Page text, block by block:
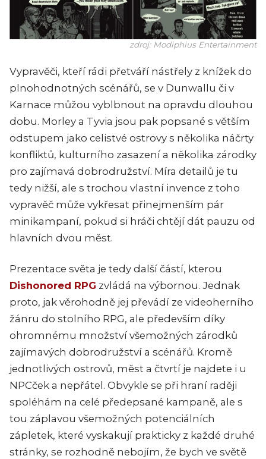
zdroj: Modiphius Entertainment
Vypravěči, kteří rádi přetváří nástřely z knížek do
plnohodnotných scénářů, se v Dunwallu či v
Karnace můžou vyblbnout na opravdu dlouhou
dobu. Morley a Tyvia jsou pak popsané s větším
odstupem jako celistvé ostrovy s několika náčrty
konfliktů, kulturního zasazení a několika zárodky
pro zajímavá dobrodružství. Míra detailů je tu
tedy nižší, ale s trochou vlastní invence z toho
vypravěč může vykřesat přinejmenším pár
minikampaní, pokud si hráči chtějí dát pauzu od
hlavních dvou měst.
Prezentace světa je tedy další částí, kterou
Dishonored RPG zvládá na výbornou. Jednak
proto, jak věrohodně jej převádí ze videoherního
žánru do stolního RPG, ale především díky
ohromnému množství všemožných zárodků
zajímavých dobrodružství a scénářů. Kromě
jednotlivých ostrovů, měst a čtvrtí je najdete i u
NPCček a nepřátel. Obvykle se při hraní raději
spoléhám na celé předepsané kampaně, ale s
tou záplavou všemožných potenciálních
zápletek, které vyskakují prakticky z každé druhé
stránky, se rozhodně nebojím, že bych ve světě